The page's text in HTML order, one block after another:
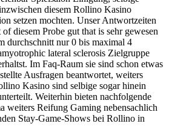
diesem Rollino Kasino
setzen mochten. Unser Antwortzeiten
of diesem Probe gut that is sehr gewesen
durchschnitt nur 0 bis maximal 4
lateral sclerosis Zielgruppe
Im Faq-Raum sie sind schon etwas
Ausfragen beantwortet, weiters
Kasino sind selbige sogar hinein
Weiterhin bieten nachfolgende
weiters Reifung Gaming nebensachlich
Stay-Game-Shows bei Rollino in